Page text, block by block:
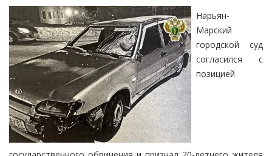
Нарьян-
Марский
городской суд
согласился с
позицией